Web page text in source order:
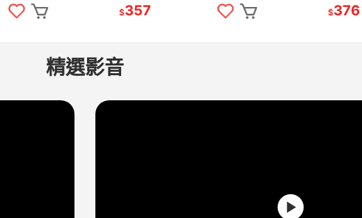
$357
【甜園】
$376
精選影音